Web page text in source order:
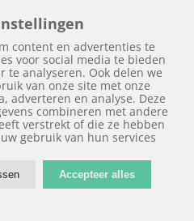
content en advertenties te
voor social media te bieden
te analyseren. Ook delen we
van onze site met onze
adverteren en analyse. Deze
combineren met andere
verstrekt of die ze hebben
gebruik van hun services
Accepteer alles